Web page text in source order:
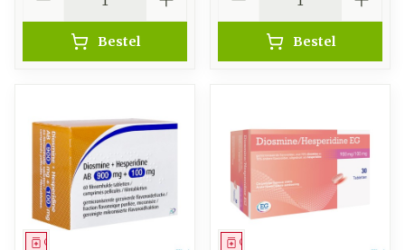
Bestel Bestel
Geneesmiddel Geneesmiddel